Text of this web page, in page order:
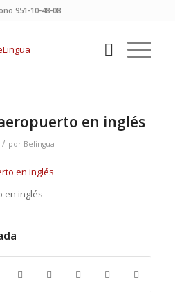
951-10-48-08
en inglés
/ por Belingua
en inglés